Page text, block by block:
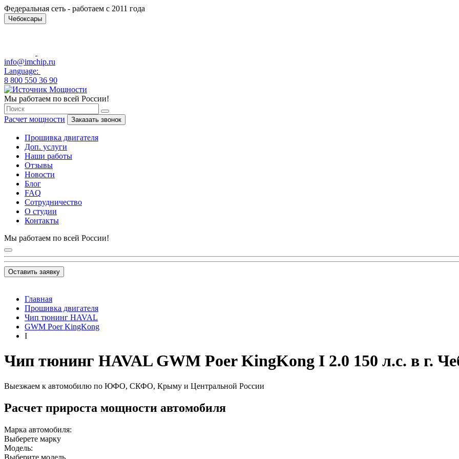
Федеральная сеть - работаем с 2011 года
Чебоксары
info@imchip.ru
Language:
8 800 550 36 90
Мы работаем по всей России!
Расчет мощности Заказать звонок
Прошивка двигателя
Доп. услуги
Наши работы
Отзывы
Новости
Блог
FAQ
Сотрудничество
О студии
Контакты
Мы работаем по всей России!
Оставить заявку
Главная
Прошивка двигателя
Чип тюнинг HAVAL
GWM Poer KingKong
I
Чип тюнинг HAVAL GWM Poer KingKong I 2.0 150 л.с. в г.
Выезжаем к автомобилю по ЮФО, СКФО, Крыму и Центральной России
Расчет прироста мощности автомобиля
Марка автомобиля:
Выберете марку
Модель:
Выберите модель